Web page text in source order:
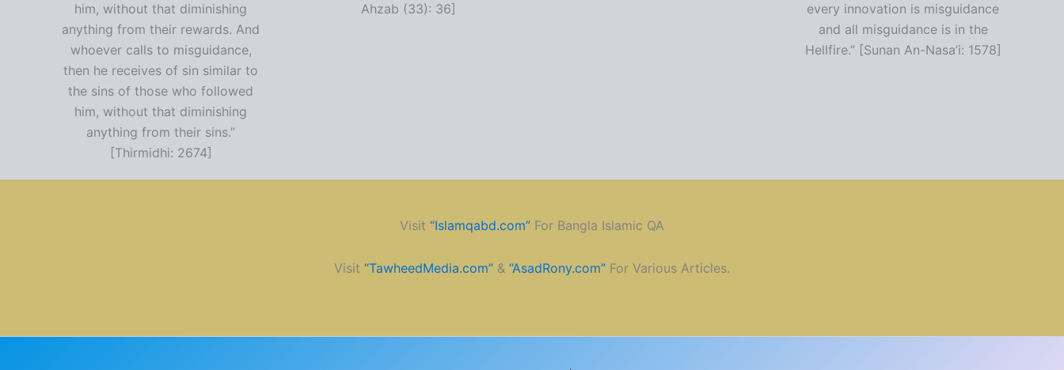
him, without that diminishing
anything from their rewards. And
whoever calls to misguidance,
then he receives of sin similar to
the sins of those who followed
him, without that diminishing
anything from their sins.”
[Thirmidhi: 2674]
Ahzab (33): 36]
every innovation is misguidance
and all misguidance is in the
Hellfire.” [Sunan An-Nasa’i: 1578]
Visit “Islamqabd.com” For Bangla Islamic QA
Visit “TawheedMedia.com” & “AsadRony.com” For Various Articles.